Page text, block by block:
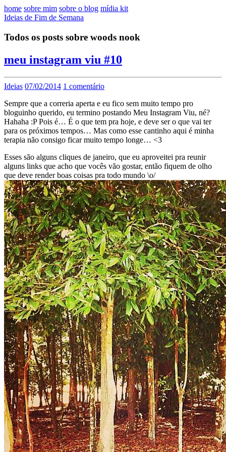
home sobre mim sobre o blog mídia kit
Ideias de Fim de Semana
Todos os posts sobre woods nook
meu instagram viu #10
Ideias 07/02/2014 1 comentário
Sempre que a correria aperta e eu fico sem muito tempo pro
bloguinho querido, eu termino postando Meu Instagram Viu, né?
Hahaha :P Pois é… É o que tem pra hoje, e deve ser o que vai ter
para os próximos tempos… Mas como esse cantinho aqui é minha
terapia não consigo ficar muito tempo longe… <3
Esses são alguns cliques de janeiro, que eu aproveitei pra reunir
alguns links que acho que vocês vão gostar, então fiquem de olho
que deve render boas coisas pra todo mundo \o/